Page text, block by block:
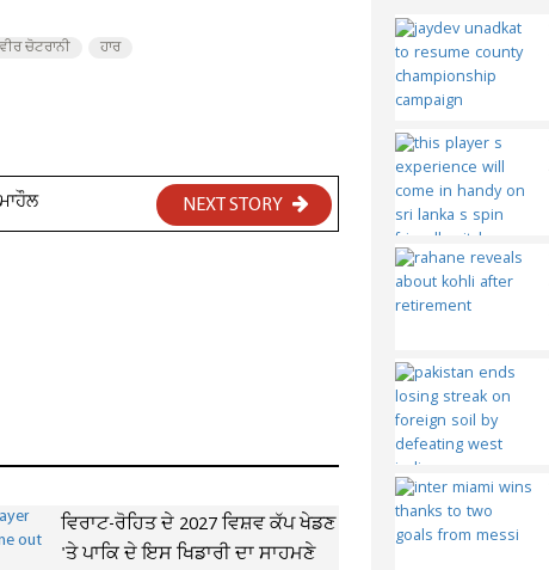
ਵੀਰ ਚੋਟਰਾਨੀ ਹਾਰ
NEXT STORY
ਵਿਰਾਟ-ਰੋਹਿਤ ਦੇ 2027 ਵਿਸ਼ਵ ਕੱਪ ਖੇਡਣ
'ਤੇ ਪਾਕਿ ਦੇ ਇਸ ਖਿਡਾਰੀ ਦਾ ਸਾਹਮਣੇ